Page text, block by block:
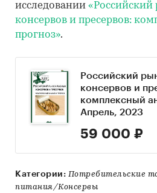
исследовании
консервов и пресервов:
прогноз».
Российский
консервов и
комплексный
Апрель, 2023
59 000 ₽
Категории: Потребительские
питания/Консервы